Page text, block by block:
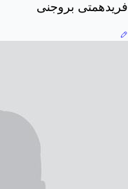
فریدهمتی بروجنی